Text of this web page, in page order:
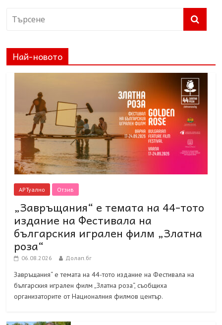
Най-новото
АРТуално Отзив
„Завръщания“ е темата на 44-тото
издание на Фестивала на
българския игрален филм „Златна
роза“
06.08.2026 Долап.бг
Завръщания“ е темата на 44-тото издание на Фестивала на
българския игрален филм „Златна роза“, съобщиха
организаторите от Националния филмов център.